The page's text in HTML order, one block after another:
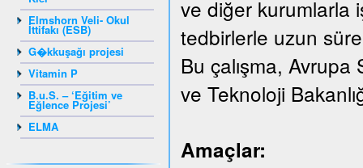
Elmshorn Veli- Okul
İttifakı (ESB)
G�kkuşağı projesi
Vitamin P
B.u.S. – ‘Eğitim ve
Eğlence Projesi’
ELMA
ve diğer kurumlarla
tedbirlerle uzun
Bu çalışma, Avrupa
ve Teknoloji
Amaçlar: